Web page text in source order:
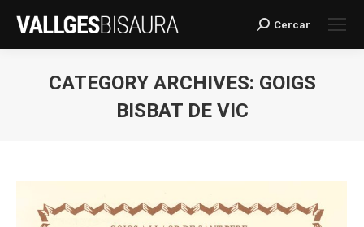
Search:
Cercar
CATEGORY ARCHIVES: GOIGS
BISBAT DE VIC